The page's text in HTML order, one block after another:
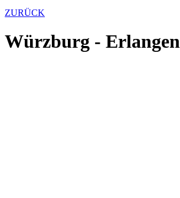
ZURÜCK
Würzburg - Erlangen